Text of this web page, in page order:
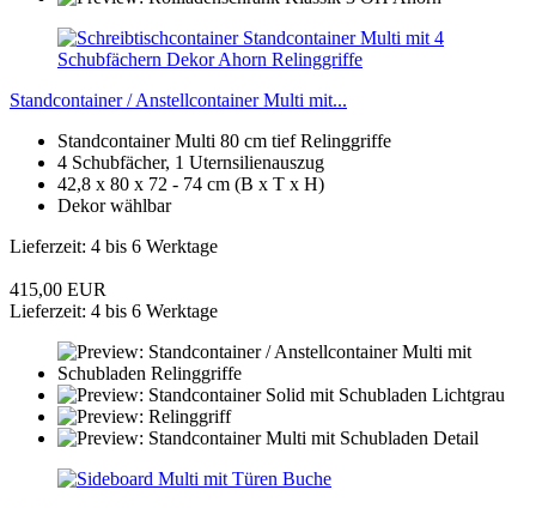
Standcontainer / Anstellcontainer Multi mit...
Standcontainer Multi 80 cm tief Relinggriffe
4 Schubfächer, 1 Uternsilienauszug
42,8 x 80 x 72 - 74 cm (B x T x H)
Dekor wählbar
Lieferzeit: 4 bis 6 Werktage
415,00 EUR
Lieferzeit: 4 bis 6 Werktage